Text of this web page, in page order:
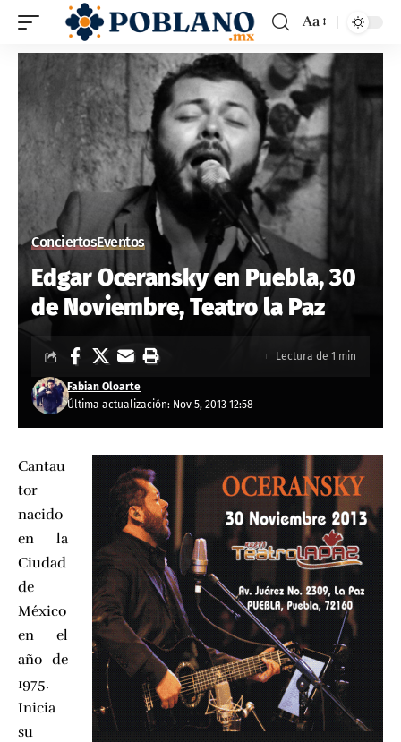
Aa
ConciertosEventos
Edgar Oceransky en Puebla, 30
de Noviembre, Teatro la Paz
Última actualización: Nov 5, 2013 12:58
Fabian Oloarte
Lectura de 1 min
Cantau
tor
nacido
en la
Ciudad
de
México
en el
año de
1975.
Inicia
su